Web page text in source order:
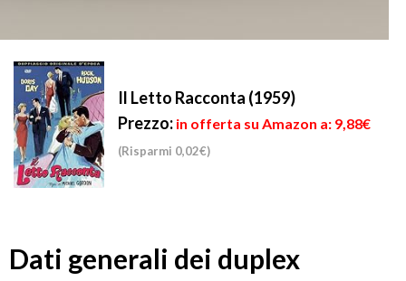
Il Letto Racconta (1959)
Prezzo: in offerta su Amazon a: 9,88€
(Risparmi 0,02€)
Dati generali dei duplex